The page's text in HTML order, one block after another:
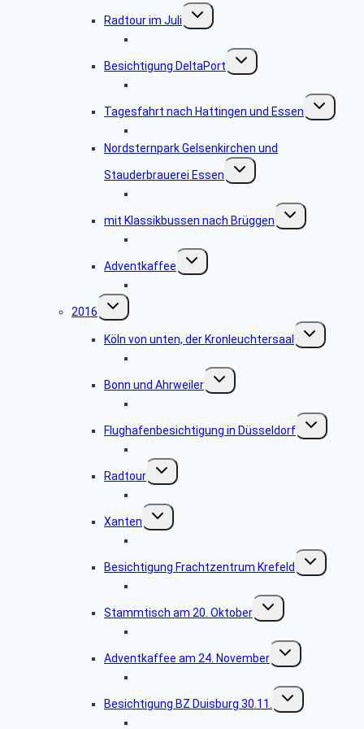
Radtour im Juli
Untermenü
umschalten
Besichtigung DeltaPort
Untermenü
umschalten
Tagesfahrt nach Hattingen und Essen
Untermenü
umschalten
Nordsternpark Gelsenkirchen und
Stauderbrauerei Essen
Untermenü
umschalten
mit Klassikbussen nach Brüggen
Untermenü
umschalten
Adventkaffee
Untermenü
umschalten
2016
Untermenü
umschalten
Köln von unten, der Kronleuchtersaal
Untermenü
umschalten
Bonn und Ahrweiler
Untermenü
umschalten
Flughafenbesichtigung in Düsseldorf
Untermenü
umschalten
Radtour
Untermenü
umschalten
Xanten
Untermenü
umschalten
Besichtigung Frachtzentrum Krefeld
Untermenü
umschalten
Stammtisch am 20. Oktober
Untermenü
umschalten
Adventkaffee am 24. November
Untermenü
umschalten
Besichtigung BZ Duisburg 30.11.
Untermenü
umschalten